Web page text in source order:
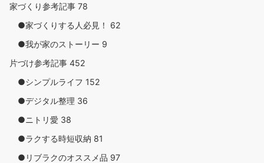
家づくり参考記事 78
●家づくりする人必見！ 62
●我が家のストーリー 9
片づけ参考記事 452
●シンプルライフ 152
●デジタル整理 36
●ニトリ愛 38
●ラクする時短収納 81
●リブラクのオススメ品 97